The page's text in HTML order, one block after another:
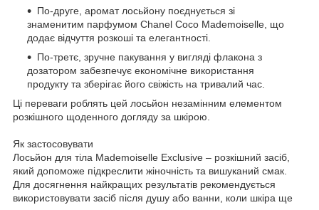
По-друге, аромат лосьйону поєднується зі
знаменитим парфумом Chanel Coco Mademoiselle, що
додає відчуття розкоші та елегантності.
По-третє, зручне пакування у вигляді флакона з
дозатором забезпечує економічне використання
продукту та зберігає його свіжість на тривалий час.
Ці переваги роблять цей лосьйон незамінним елементом
розкішного щоденного догляду за шкірою.
Як застосовувати
Лосьйон для тіла Mademoiselle Exclusive – розкішний засіб,
який допоможе підкреслити жіночність та вишуканий смак.
Для досягнення найкращих результатів рекомендується
використовувати засіб після душу або ванни, коли шкіра ще